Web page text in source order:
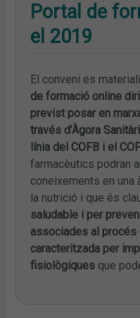
Portal de
el 2019
El conveni es
de formació online
previst posar en
través d’Àgora
línia del COFB i el
farmacèutics podran
coneixements en una
la nutrició i que és
saludable i per
associades al procés
caracteritzada per
fisiològiques que